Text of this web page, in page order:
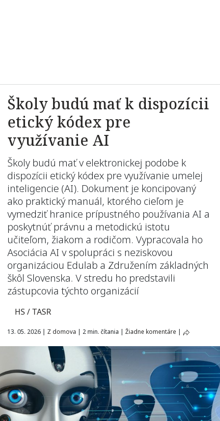
Školy budú mať k dispozícii
etický kódex pre
využívanie AI
Školy budú mať v elektronickej podobe k
dispozícii etický kódex pre využívanie umelej
inteligencie (AI). Dokument je koncipovaný
ako praktický manuál, ktorého cieľom je
vymedziť hranice prípustného používania AI a
poskytnúť právnu a metodickú istotu
učiteľom, žiakom a rodičom. Vypracovala ho
Asociácia AI v spolupráci s neziskovou
organizáciou Edulab a Združením základných
škôl Slovenska. V stredu ho predstavili
zástupcovia týchto organizácií
HS / TASR
13. 05. 2026 | Z domova | 2 min. čítania | Žiadne komentáre |